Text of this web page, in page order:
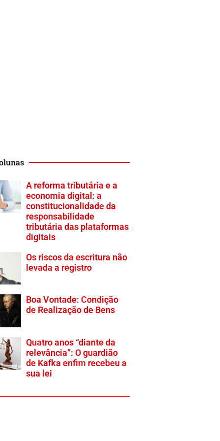
A reforma tributária e a
economia digital: a
constitucionalidade da
responsabilidade
tributária das plataformas
digitais
Os riscos da escritura não
levada a registro
Boa Vontade: Condição
de Realização de Bens
Quatro anos “diante da
relevância”: O guardião
de Kafka enfim recebeu a
sua lei